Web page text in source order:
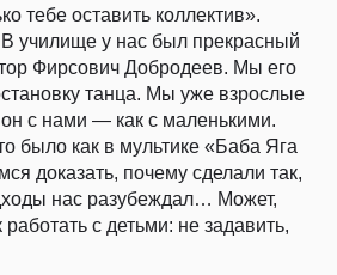
тебе оставить коллектив».
училище у нас был прекрасный
Фирсович Добродеев. Мы его
танца. Мы уже взрослые
с нами — как с маленькими.
было как в мультике «Баба Яга
доказать, почему сделали так,
нас разубеждал… Может,
с детьми: не задавить,